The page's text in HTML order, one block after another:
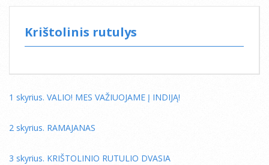
Krištolinis rutulys
1 skyrius. VALIO! MES VAŽIUOJAME Į INDIJĄ!
2 skyrius. RAMAJANAS
3 skyrius. KRIŠTOLINIO RUTULIO DVASIA